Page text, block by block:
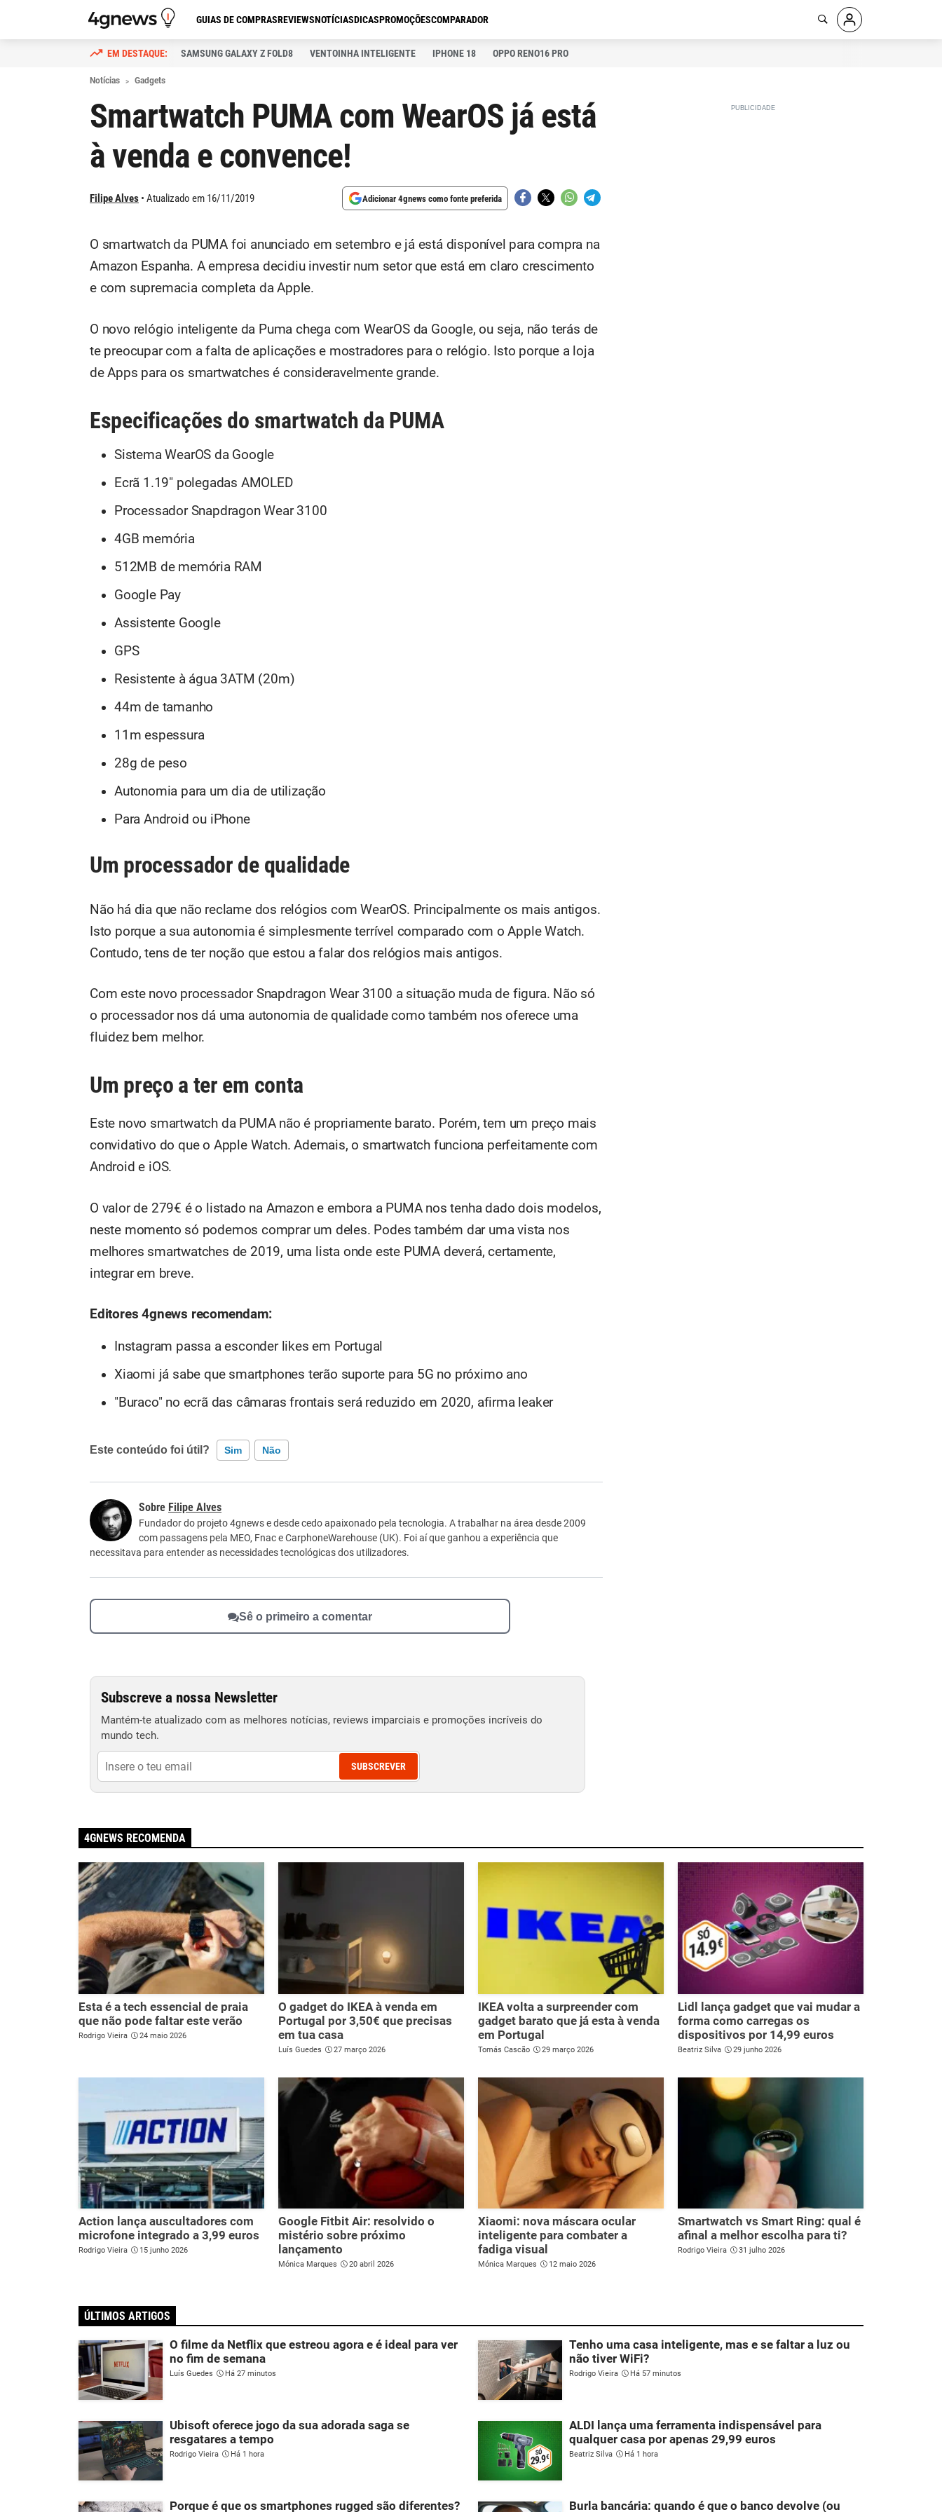
GUIAS DE COMPRASREVIEWSNOTÍCIASDICASPROMOÇÕESCOMPARADOR
SAMSUNG GALAXY Z FOLD8 VENTOINHA INTELIGENTE IPHONE 18 OPPO RENO16 PRO
Notícias Gadgets
Smartwatch PUMA com WearOS já está
à venda e convence!
Filipe Alves Atualizado em 16/11/2019 Adicionar 4gnews como fonte preferida
O smartwatch da PUMA foi anunciado em setembro e já está disponível para compra na
Amazon Espanha. A empresa decidiu investir num setor que está em claro crescimento
e com supremacia completa da Apple.
O novo relógio inteligente da Puma chega com WearOS da Google, ou seja, não terás de
te preocupar com a falta de aplicações e mostradores para o relógio. Isto porque a loja
de Apps para os smartwatches é consideravelmente grande.
Especificações do smartwatch da PUMA
Sistema WearOS da Google
Ecrã 1.19" polegadas AMOLED
Processador Snapdragon Wear 3100
4GB memória
512MB de memória RAM
Google Pay
Assistente Google
GPS
Resistente à água 3ATM (20m)
44m de tamanho
11m espessura
28g de peso
Autonomia para um dia de utilização
Para Android ou iPhone
Um processador de qualidade
Não há dia que não reclame dos relógios com WearOS. Principalmente os mais antigos.
Isto porque a sua autonomia é simplesmente terrível comparado com o Apple Watch.
Contudo, tens de ter noção que estou a falar dos relógios mais antigos.
Com este novo processador Snapdragon Wear 3100 a situação muda de figura. Não só
o processador nos dá uma autonomia de qualidade como também nos oferece uma
fluidez bem melhor.
Um preço a ter em conta
Este novo smartwatch da PUMA não é propriamente barato. Porém, tem um preço mais
convidativo do que o Apple Watch. Ademais, o smartwatch funciona perfeitamente com
Android e iOS.
O valor de 279€ é o listado na Amazon e embora a PUMA nos tenha dado dois modelos,
neste momento só podemos comprar um deles. Podes também dar uma vista nos
melhores smartwatches de 2019, uma lista onde este PUMA deverá, certamente,
integrar em breve.
Editores 4gnews recomendam:
Instagram passa a esconder likes em Portugal
Xiaomi já sabe que smartphones terão suporte para 5G no próximo ano
"Buraco" no ecrã das câmaras frontais será reduzido em 2020, afirma leaker
Este conteúdo foi útil? Sim Não
Este conteúdo não tem a informação que procuro
Outro
Filipe Alves
Fundador do projeto 4gnews e desde cedo apaixonado pela tecnologia. A trabalhar na área desde 2009
com passagens pela MEO, Fnac e CarphoneWarehouse (UK). Foi aí que ganhou a experiência que
necessitava para entender as necessidades tecnológicas dos utilizadores.
Sê o primeiro a comentar
Subscreve a nossa Newsletter
Mantém-te atualizado com as melhores notícias, reviews imparciais e promoções incríveis do
mundo tech.
SUBSCREVER
4GNEWS RECOMENDA
Esta é a tech essencial de praia
que não pode faltar este verão
Rodrigo Vieira 24 maio 2026
O gadget do IKEA à venda em
Portugal por 3,50€ que precisas
em tua casa
Luís Guedes 27 março 2026
IKEA volta a surpreender com
gadget barato que já esta à venda
em Portugal
Tomás Cascão 29 março 2026
Lidl lança gadget que vai mudar a
forma como carregas os
dispositivos por 14,99 euros
Beatriz Silva 29 junho 2026
Action lança auscultadores com
microfone integrado a 3,99 euros
Rodrigo Vieira 15 junho 2026
Google Fitbit Air: resolvido o
mistério sobre próximo
lançamento
Mónica Marques 20 abril 2026
Xiaomi: nova máscara ocular
inteligente para combater a
fadiga visual
Mónica Marques 12 maio 2026
Smartwatch vs Smart Ring: qual é
afinal a melhor escolha para ti?
Rodrigo Vieira 31 julho 2026
ÚLTIMOS ARTIGOS
O filme da Netflix que estreou agora e é ideal para ver
no fim de semana
Luís Guedes Há 27 minutos
Tenho uma casa inteligente, mas e se faltar a luz ou
não tiver WiFi?
Rodrigo Vieira Há 57 minutos
Ubisoft oferece jogo da sua adorada saga se
resgatares a tempo
Rodrigo Vieira Há 1 hora
ALDI lança uma ferramenta indispensável para
qualquer casa por apenas 29,99 euros
Beatriz Silva Há 1 hora
Porque é que os smartphones rugged são diferentes? Burla bancária: quando é que o banco devolve (ou